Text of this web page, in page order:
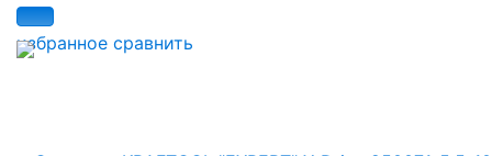
избранное сравнить